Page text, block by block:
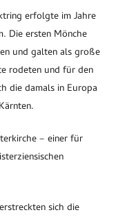
erfolgte im Jahre
Die ersten Mönche
und galten als große
rodeten und für den
die damals in Europa
– einer für
sich die